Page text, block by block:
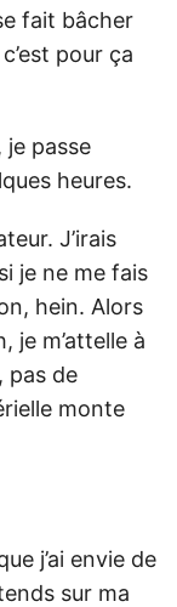
fait bâcher
pour ça
passe
heures.
J’irais
je ne me fais
hein. Alors
je m’attelle à
pas de
monte
j’ai envie de
sur ma